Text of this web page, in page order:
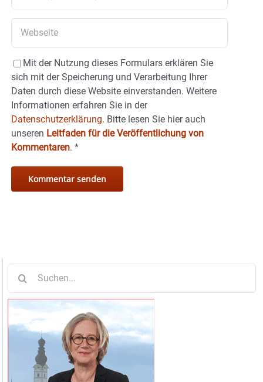
Mit der Nutzung dieses Formulars erklären Sie
sich mit der Speicherung und Verarbeitung Ihrer
Daten durch diese Website einverstanden. Weitere
Informationen erfahren Sie in der
Datenschutzerklärung. Bitte lesen Sie hier auch
unseren Leitfaden für die Veröffentlichung von
Kommentaren. *
nach: